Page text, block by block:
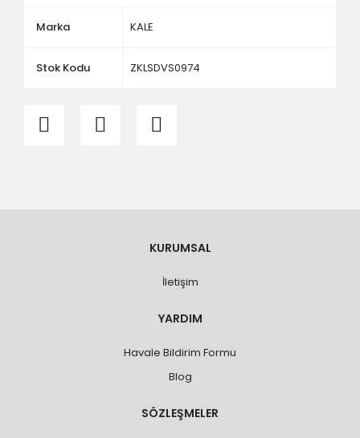
Marka KALE
Stok Kodu ZKLSDVS0974
KURUMSAL
İletişim
YARDIM
Havale Bildirim Formu
Blog
SÖZLEŞMELER